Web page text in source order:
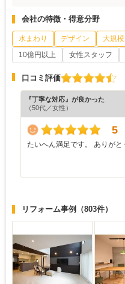
会社の特徴・得意分野
水まわり デザイン 大規
10億円以上
女性スタッフ
口コミ評価
『丁寧な対応』が良かった
（50代／女性）
5
たいへん満足です。 ありがと
リフォーム事例 （803件）